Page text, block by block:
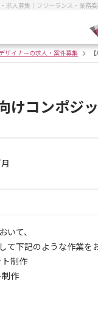
求人募集｜フリーランス・業務
ザイナーの求人・案件募集
けコンポジ
いて、
て下記のような作業を
制作
作